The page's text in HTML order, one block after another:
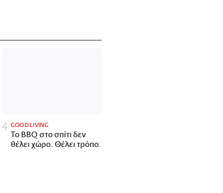
GOOD LIVING
Το BBQ στο σπίτι δεν
θέλει χώρο. Θέλει τρόπο.